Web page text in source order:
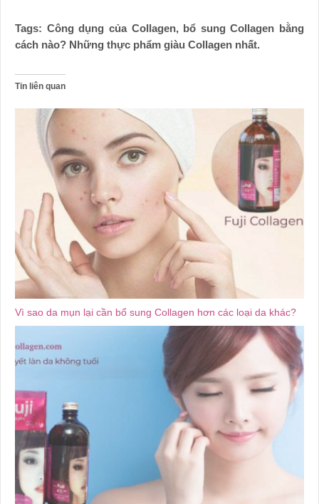
Tags: Công dụng của Collagen, bổ sung Collagen bằng
cách nào? Những thực phẩm giàu Collagen nhất.
Tin liên quan
Vì sao da mụn lại cần bổ sung Collagen hơn các loại da khác?